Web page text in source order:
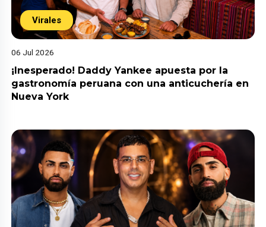
Virales
06 Jul 2026
¡Inesperado! Daddy Yankee apuesta por la
gastronomía peruana con una anticuchería en
Nueva York